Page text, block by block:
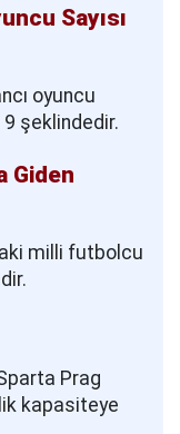
Sayısı
oyuncu
9 şeklindedir.
Giden
milli futbolcu
Prag
kapasiteye